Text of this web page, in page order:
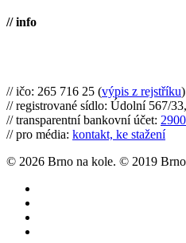
// info
// ičo: 265 716 25 (výpis z rejstříku)
// registrované sídlo: Údolní 567/
// transparentní bankovní účet:
// pro média: kontakt, ke stažení
© 2026 Brno na kole. © 2019 Brno